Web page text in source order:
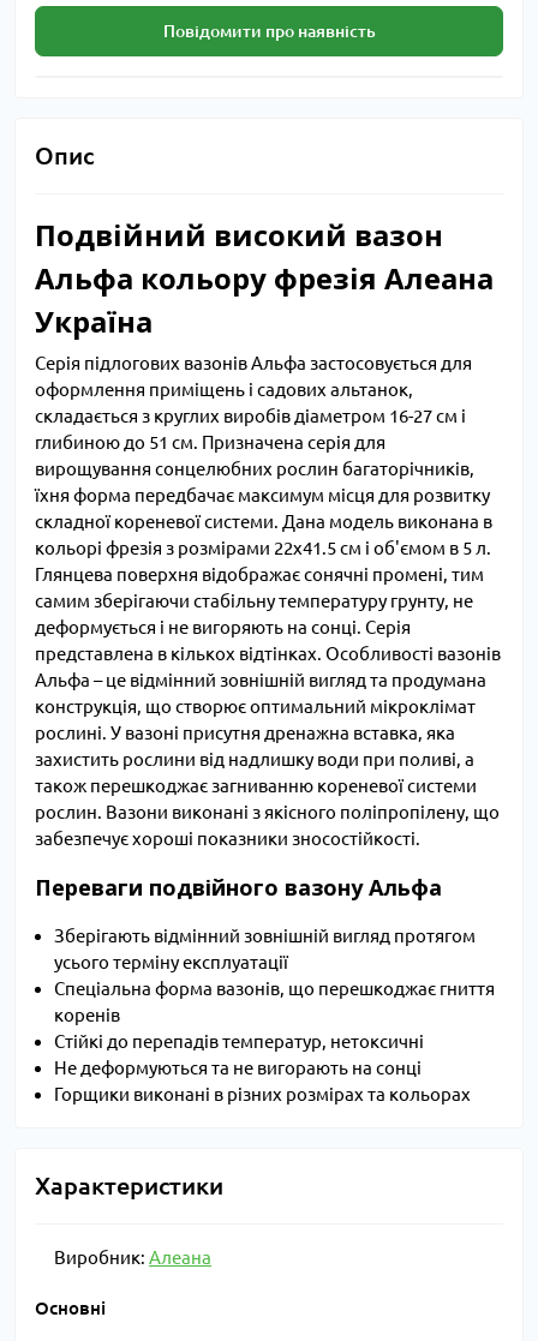
Повідомити про наявність
Опис
Подвійний високий вазон
Альфа кольору фрезія Алеана
Україна
Серія підлогових вазонів Альфа застосовується для
оформлення приміщень і садових альтанок,
складається з круглих виробів діаметром 16-27 см і
глибиною до 51 см. Призначена серія для
вирощування сонцелюбних рослин багаторічників,
їхня форма передбачає максимум місця для розвитку
складної кореневої системи. Дана модель виконана в
кольорі фрезія з розмірами 22х41.5 см і об'ємом в 5 л.
Глянцева поверхня відображає сонячні промені, тим
самим зберігаючи стабільну температуру грунту, не
деформується і не вигоряють на сонці. Серія
представлена ​​в кількох відтінках. Особливості вазонів
Альфа – це відмінний зовнішній вигляд та продумана
конструкція, що створює оптимальний мікроклімат
рослині. У вазоні присутня дренажна вставка, яка
захистить рослини від надлишку води при поливі, а
також перешкоджає загниванню кореневої системи
рослин. Вазони виконані з якісного поліпропілену, що
забезпечує хороші показники зносостійкості.
Переваги подвійного вазону Альфа
Зберігають відмінний зовнішній вигляд протягом
усього терміну експлуатації
Спеціальна форма вазонів, що перешкоджає гниття
коренів
Стійкі до перепадів температур, нетоксичні
Не деформуються та не вигорають на сонці
Горщики виконані в різних розмірах та кольорах
Характеристики
Виробник: Алеана
Основні